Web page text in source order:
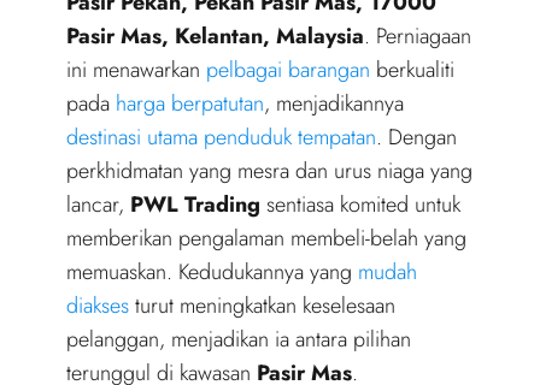
Pasir Mas, Kelantan, Malaysia. Perniagaan
ini menawarkan pelbagai barangan berkualiti
pada harga berpatutan, menjadikannya
destinasi utama penduduk tempatan. Dengan
perkhidmatan yang mesra dan urus niaga yang
lancar, PWL Trading sentiasa komited untuk
memberikan pengalaman membeli-belah yang
memuaskan. Kedudukannya yang mudah
diaksesturut meningkatkan keselesaan
pelanggan, menjadikan ia antara pilihan
terunggul di kawasan Pasir Mas.